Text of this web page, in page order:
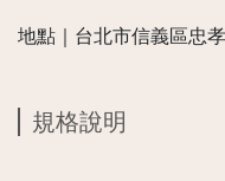
地點｜台北市信義區忠
規格說明